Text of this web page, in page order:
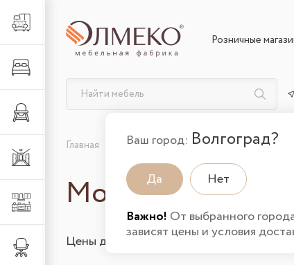
Гостиная
Кухня
Офис
Розничные
Ваш город: Волгоград?
Да Нет
Важно! От выбранного
зависят цены и условия
Главная Каталог товаров Детская
Модульные
Цены действительны на 06.08.2026 и